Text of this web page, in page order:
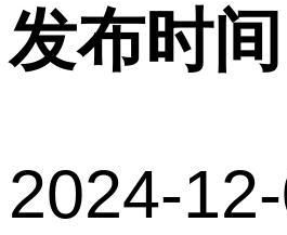
发布时间
2024-